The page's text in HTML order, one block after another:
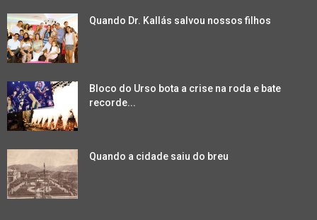
Quando Dr. Kallás salvou nossos filhos
Bloco do Urso bota a crise na roda e bate
recorde...
Quando a cidade saiu do breu